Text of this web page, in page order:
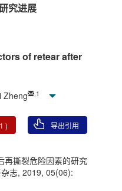
究进展
of retear after
Zheng 1
) 导出引用
再撕裂危险因素的研究
志, 2019, 05(06):